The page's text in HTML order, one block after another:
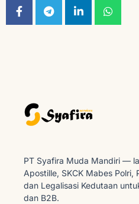
PT Syafira Muda Mandiri —
Apostille, SKCK Mabes Polri,
dan Legalisasi Kedutaan
dan B2B.